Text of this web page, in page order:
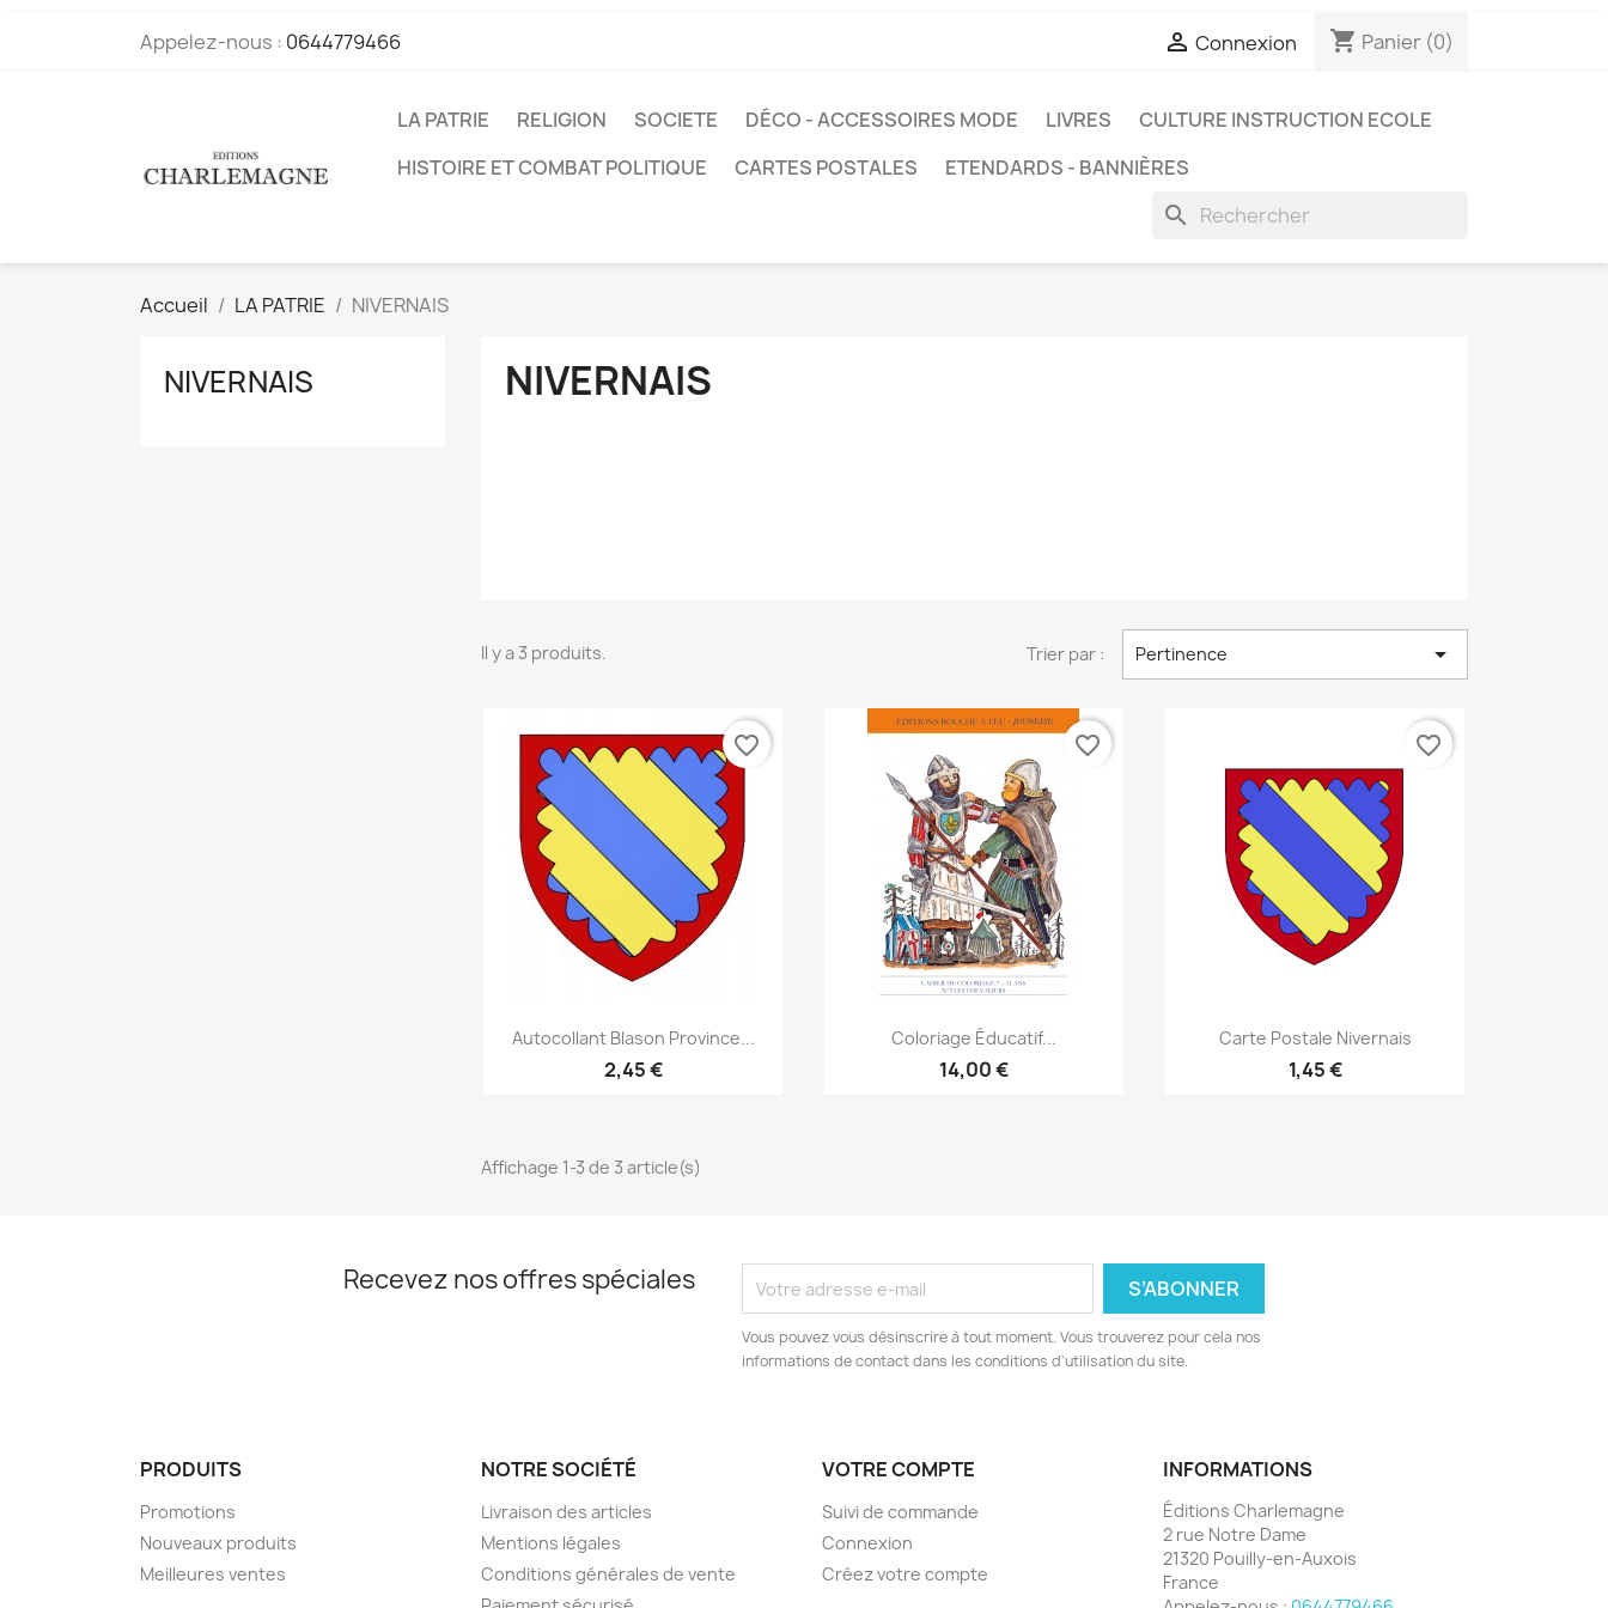
Appelez-nous : 0644779466  Connexion shopping_cart Panier (0)
LA PATRIE RELIGION SOCIETE DÉCO - ACCESSOIRES MODE LIVRES
CULTURE INSTRUCTION ECOLE
HISTOIRE ET COMBAT POLITIQUE
CARTES POSTALES ETENDARDS - BANNIÈRES
search
Accueil LA PATRIE NIVERNAIS
NIVERNAIS NIVERNAIS
Il y a 3 produits. Trier par : Pertinence 
Aperçu rapide
Autocollant Blason Province...
2,45 €
favorite_border
Aperçu rapide
Coloriage Éducatif...
14,00 €
favorite_border
Aperçu rapide
Carte Postale Nivernais
1,45 €
favorite_border
Affichage 1-3 de 3 article(s)
Recevez nos offres spéciales
Vous pouvez vous désinscrire à tout moment. Vous trouverez pour cela nos
informations de contact dans les conditions d'utilisation du site.
PRODUITS
Promotions
Nouveaux produits
Meilleures ventes
NOTRE SOCIÉTÉ
Livraison des articles
Mentions légales
Conditions générales de vente
VOTRE COMPTE
Suivi de commande
Connexion
Créez votre compte
INFORMATIONS
Éditions Charlemagne
2 rue Notre Dame
21320 Pouilly-en-Auxois
France